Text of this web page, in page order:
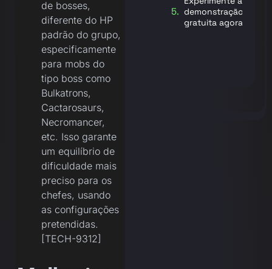
de bosses,
diferente do HP
padrão do grupo,
especificamente
para mobs do
tipo boss como
Bulkatrons,
Cactarosaurs,
Necromancer,
etc. Isso garante
um equilíbrio de
dificuldade mais
preciso para os
chefes, usando
as configurações
pretendidas.
[TECH-9312]
demonstração
gratuita agora